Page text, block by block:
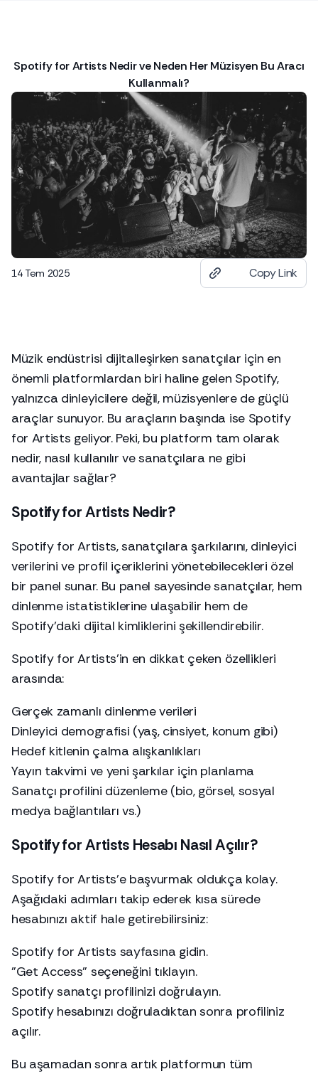
Spotify for Artists Nedir ve Neden Her Müzisyen Bu Aracı
Kullanmalı?
14 Tem 2025 Copy Link
Müzik endüstrisi dijitalleşirken sanatçılar için en
önemli platformlardan biri haline gelen Spotify,
yalnızca dinleyicilere değil, müzisyenlere de güçlü
araçlar sunuyor. Bu araçların başında ise Spotify
for Artists geliyor. Peki, bu platform tam olarak
nedir, nasıl kullanılır ve sanatçılara ne gibi
avantajlar sağlar?
Spotify for Artists Nedir?
Spotify for Artists, sanatçılara şarkılarını, dinleyici
verilerini ve profil içeriklerini yönetebilecekleri özel
bir panel sunar. Bu panel sayesinde sanatçılar, hem
dinlenme istatistiklerine ulaşabilir hem de
Spotify’daki dijital kimliklerini şekillendirebilir.
Spotify for Artists’in en dikkat çeken özellikleri
arasında:
Gerçek zamanlı dinlenme verileri
Dinleyici demografisi (yaş, cinsiyet, konum gibi)
Hedef kitlenin çalma alışkanlıkları
Yayın takvimi ve yeni şarkılar için planlama
Sanatçı profilini düzenleme (bio, görsel, sosyal
medya bağlantıları vs.)
Spotify for Artists Hesabı Nasıl Açılır?
Spotify for Artists’e başvurmak oldukça kolay.
Aşağıdaki adımları takip ederek kısa sürede
hesabınızı aktif hale getirebilirsiniz:
Spotify for Artists sayfasına gidin.
"Get Access" seçeneğini tıklayın.
Spotify sanatçı profilinizi doğrulayın.
Spotify hesabınızı doğruladıktan sonra profiliniz
açılır.
Bu aşamadan sonra artık platformun tüm